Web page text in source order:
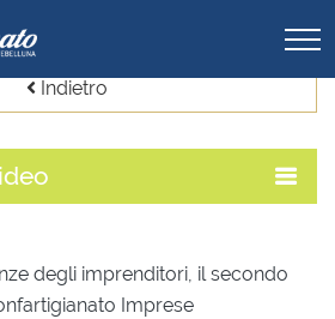
Indietro
degli imprenditori, il secondo
Imprese